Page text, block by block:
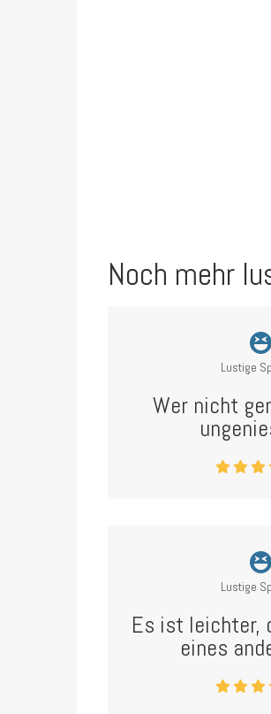
Noch mehr
Lustige
Wer nicht
Lustige
Es ist leichter,
eines